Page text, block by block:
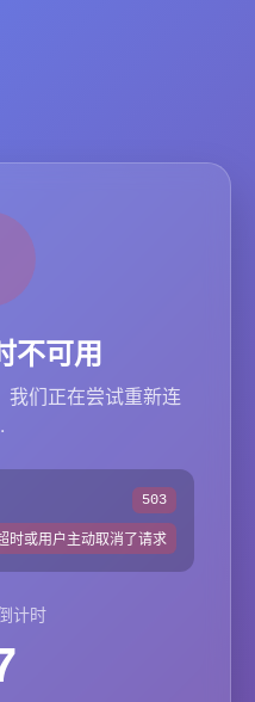
不可用
我们正在尝试重新连
503
时或用户主动取消了请求
计时